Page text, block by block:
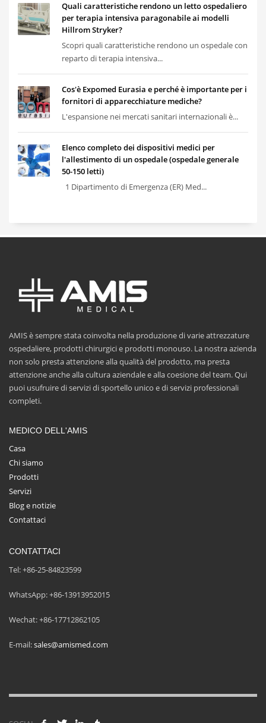
Quali caratteristiche rendono un letto ospedaliero
per terapia intensiva paragonabile ai modelli
Hillrom Stryker?
Scopri quali caratteristiche rendono un ospedale con
reparto di terapia intensiva...
Cos'è Expomed Eurasia e perché è importante per i
fornitori di apparecchiature mediche?
L'espansione nei mercati sanitari internazionali è...
Elenco completo dei dispositivi medici per
l'allestimento di un ospedale (ospedale generale
50-150 letti)
1 Dipartimento di Emergenza (ER) Med...
AMIS è sempre stata coinvolta nella produzione di varie attrezzature
ospedaliere, prodotti chirurgici e prodotti monouso. La nostra azienda
non solo presta attenzione alla qualità del prodotto, ma presta
attenzione anche alla cultura aziendale e alla coesione del team. Qui
puoi usufruire di servizi di sportello unico e di servizi professionali
completi.
MEDICO DELL'AMIS
Casa
Chi siamo
Prodotti
Servizi
Blog e notizie
Contattaci
CONTATTACI
Tel: +86-25-84823599
WhatsApp: +86-13913952015
Wechat: +86-17712862105
E-mail:sales@amismed.com